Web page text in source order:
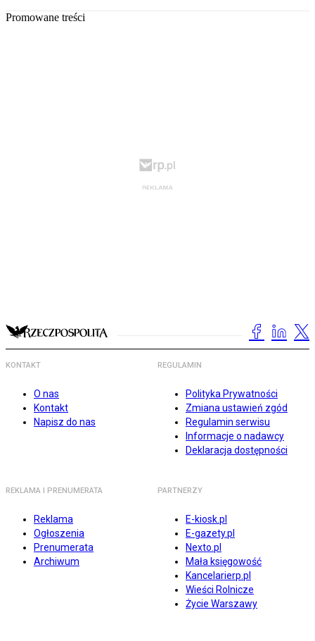
Promowane treści
KONTAKT
O nas
Kontakt
Napisz do nas
REGULAMIN
Polityka Prywatności
Zmiana ustawień zgód
Regulamin serwisu
Informacje o nadawcy
Deklaracja dostępności
REKLAMA I PRENUMERATA
Reklama
Ogłoszenia
Prenumerata
Archiwum
PARTNERZY
E-kiosk.pl
E-gazety.pl
Nexto.pl
Mała księgowość
Kancelarierp.pl
Wieści Rolnicze
Życie Warszawy